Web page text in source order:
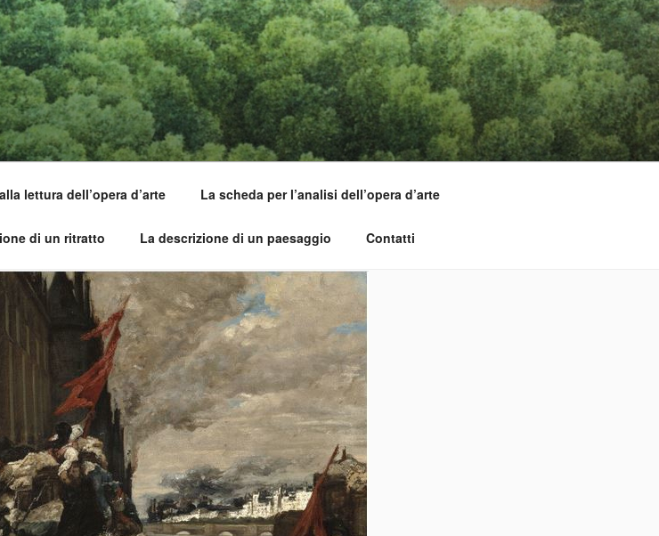
lettura dell’opera d’arte La scheda per l’analisi dell’opera d’arte
di un ritratto La descrizione di un paesaggio Contatti